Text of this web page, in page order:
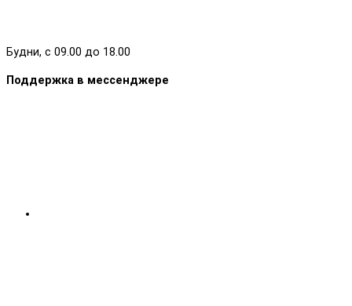
Будни, с 09.00 до 18.00
Поддержка в мессенджере